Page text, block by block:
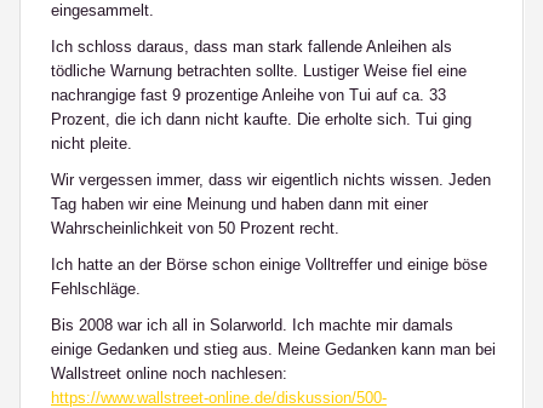
eingesammelt.
Ich schloss daraus, dass man stark fallende Anleihen als
tödliche Warnung betrachten sollte. Lustiger Weise fiel eine
nachrangige fast 9 prozentige Anleihe von Tui auf ca. 33
Prozent, die ich dann nicht kaufte. Die erholte sich. Tui ging
nicht pleite.
Wir vergessen immer, dass wir eigentlich nichts wissen. Jeden
Tag haben wir eine Meinung und haben dann mit einer
Wahrscheinlichkeit von 50 Prozent recht.
Ich hatte an der Börse schon einige Volltreffer und einige böse
Fehlschläge.
Bis 2008 war ich all in Solarworld. Ich machte mir damals
einige Gedanken und stieg aus. Meine Gedanken kann man bei
Wallstreet online noch nachlesen:
https://www.wallstreet-online.de/diskussion/500-